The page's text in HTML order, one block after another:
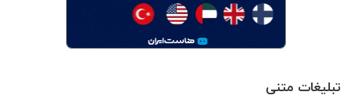
تبلیغات متنی